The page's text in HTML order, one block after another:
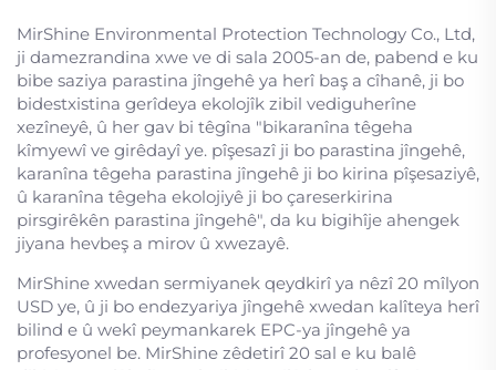
MirShine Environmental Protection Technology Co., Ltd,
ji damezrandina xwe ve di sala 2005-an de, pabend e ku
bibe saziya parastina jîngehê ya herî baş a cîhanê, ji bo
bidestxistina gerîdeya ekolojîk zibil vediguherîne
xezîneyê, û her gav bi têgîna "bikaranîna têgeha
kîmyewî ve girêdayî ye. pîşesazî ji bo parastina jîngehê,
karanîna têgeha parastina jîngehê ji bo kirina pîşesaziyê,
û karanîna têgeha ekolojiyê ji bo çareserkirina
pirsgirêkên parastina jîngehê", da ku bigihîje ahengek
jiyana hevbeş a mirov û xwezayê.
MirShine xwedan sermiyanek qeydkirî ya nêzî 20 mîlyon
USD ye, û ji bo endezyariya jîngehê xwedan kalîteya herî
bilind e û wekî peymankarek EPC-ya jîngehê ya
profesyonel be. MirShine zêdetirî 20 sal e ku balê